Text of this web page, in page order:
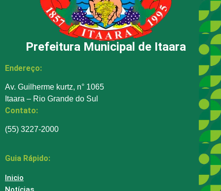
Prefeitura Municipal de Itaara
Endereço:
Av. Guilherme kurtz, n° 1065
Itaara – Rio Grande do Sul
Contato:
(55) 3227-2000
Guia Rápido:
Inicio